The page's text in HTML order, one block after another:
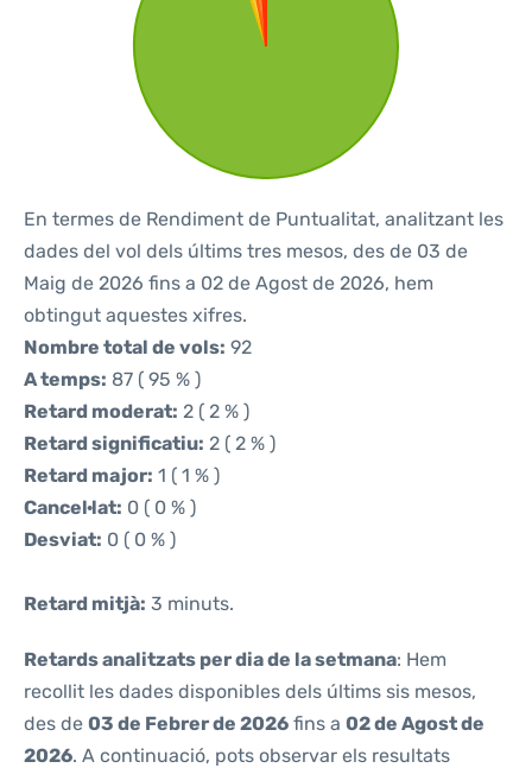
En termes de Rendiment de Puntualitat, analitzant les
dades del vol dels últims tres mesos, des de 03 de
Maig de 2026 fins a 02 de Agost de 2026, hem
obtingut aquestes xifres.
Nombre total de vols: 92
A temps: 87 ( 95 % )
Retard moderat: 2 ( 2 % )
Retard significatiu: 2 ( 2 % )
Retard major: 1 ( 1 % )
Cancel·lat: 0 ( 0 % )
Desviat: 0 ( 0 % )
Retard mitjà: 3 minuts.
Retards analitzats per dia de la setmana: Hem
recollit les dades disponibles dels últims sis mesos,
des de 03 de Febrer de 2026 fins a 02 de Agost de
2026. A continuació, pots observar els resultats